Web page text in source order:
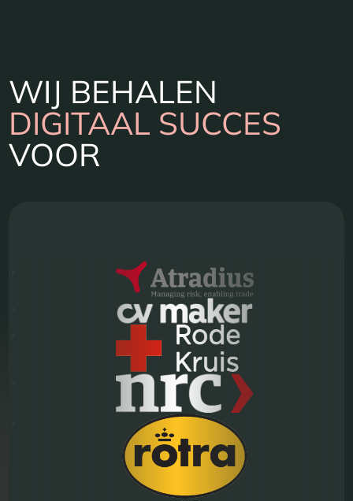
WIJ BEHALEN
DIGITAAL SUCCES
VOOR